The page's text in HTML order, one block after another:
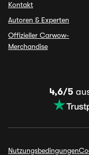
Kontakt
Autoren & Experten
Offizieller Carwow-
Merchandise
4,6/5
Nutzungsbedingungen